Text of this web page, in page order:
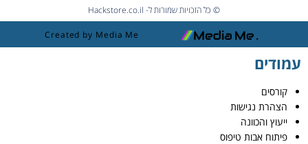
© כל הזכויות שמורות ל- Hackstore.co.il
Created by Media Me
עמודים
קורסים
הצהרת נגישות
ייעוץ והכוונה
פיתוח אבות טיפוס